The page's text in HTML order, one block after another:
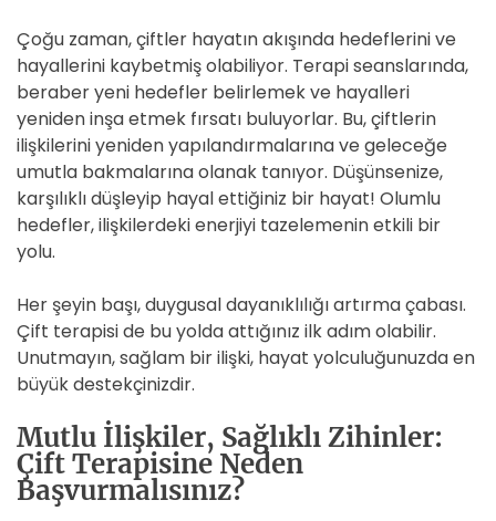
Çoğu zaman, çiftler hayatın akışında hedeflerini ve
hayallerini kaybetmiş olabiliyor. Terapi seanslarında,
beraber yeni hedefler belirlemek ve hayalleri
yeniden inşa etmek fırsatı buluyorlar. Bu, çiftlerin
ilişkilerini yeniden yapılandırmalarına ve geleceğe
umutla bakmalarına olanak tanıyor. Düşünsenize,
karşılıklı düşleyip hayal ettiğiniz bir hayat! Olumlu
hedefler, ilişkilerdeki enerjiyi tazelemenin etkili bir
yolu.
Her şeyin başı, duygusal dayanıklılığı artırma çabası.
Çift terapisi de bu yolda attığınız ilk adım olabilir.
Unutmayın, sağlam bir ilişki, hayat yolculuğunuzda en
büyük destekçinizdir.
Mutlu İlişkiler, Sağlıklı Zihinler:
Çift Terapisine Neden
Başvurmalısınız?